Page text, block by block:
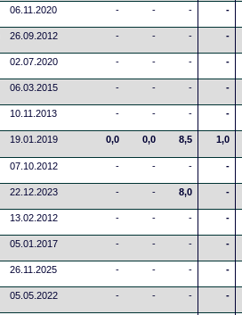
06.11.2020 - - - -
26.09.2012 - - - -
02.07.2020 - - - -
06.03.2015 - - - -
10.11.2013 - - - -
19.01.2019 0,0 0,0 8,5 1,0
07.10.2012 - - - -
22.12.2023 - - 8,0 -
13.02.2012 - - - -
05.01.2017 - - - -
26.11.2025 - - - -
05.05.2022 - - - -